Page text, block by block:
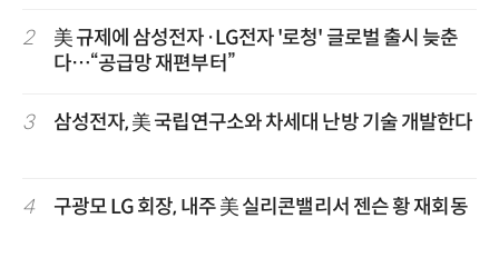
2
美 규제에 삼성전자·LG전자 '로청' 글로벌 출시 늦춘
다…“공급망 재편부터”
3 삼성전자, 美 국립연구소와 차세대 난방 기술 개발한다
4 구광모 LG 회장, 내주 美 실리콘밸리서 젠슨 황 재회동